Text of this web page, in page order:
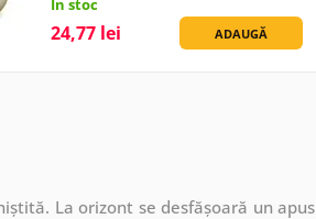
În stoc
24,77 lei ADAUGĂ
La orizont se desfășoară un apus